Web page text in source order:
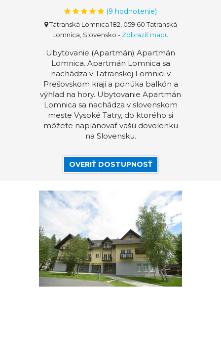
(9 hodnotenie)
Tatranská Lomnica 182, 059 60 Tatranská
Lomnica, Slovensko - Zobraziť mapu
Ubytovanie (Apartmán) Apartmán
Lomnica. Apartmán Lomnica sa
nachádza v Tatranskej Lomnici v
Prešovskom kraji a ponúka balkón a
výhľad na hory. Ubytovanie Apartmán
Lomnica sa nachádza v slovenskom
meste Vysoké Tatry, do ktorého si
môžete naplánovať vašú dovolenku
na Slovensku.
OVERIŤ DOSTUPNOSŤ